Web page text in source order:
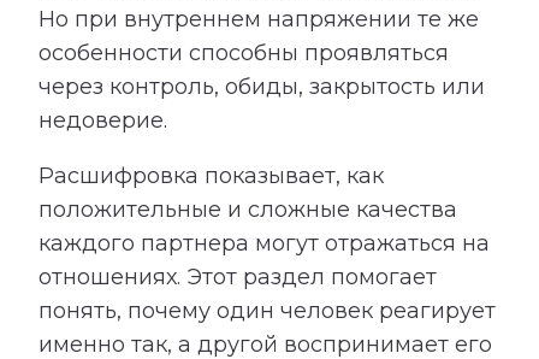
Но при внутреннем напряжении те же
особенности способны проявляться
через контроль, обиды, закрытость или
недоверие.
Расшифровка показывает, как
положительные и сложные качества
каждого партнера могут отражаться на
отношениях. Этот раздел помогает
понять, почему один человек реагирует
именно так, а другой воспринимает его